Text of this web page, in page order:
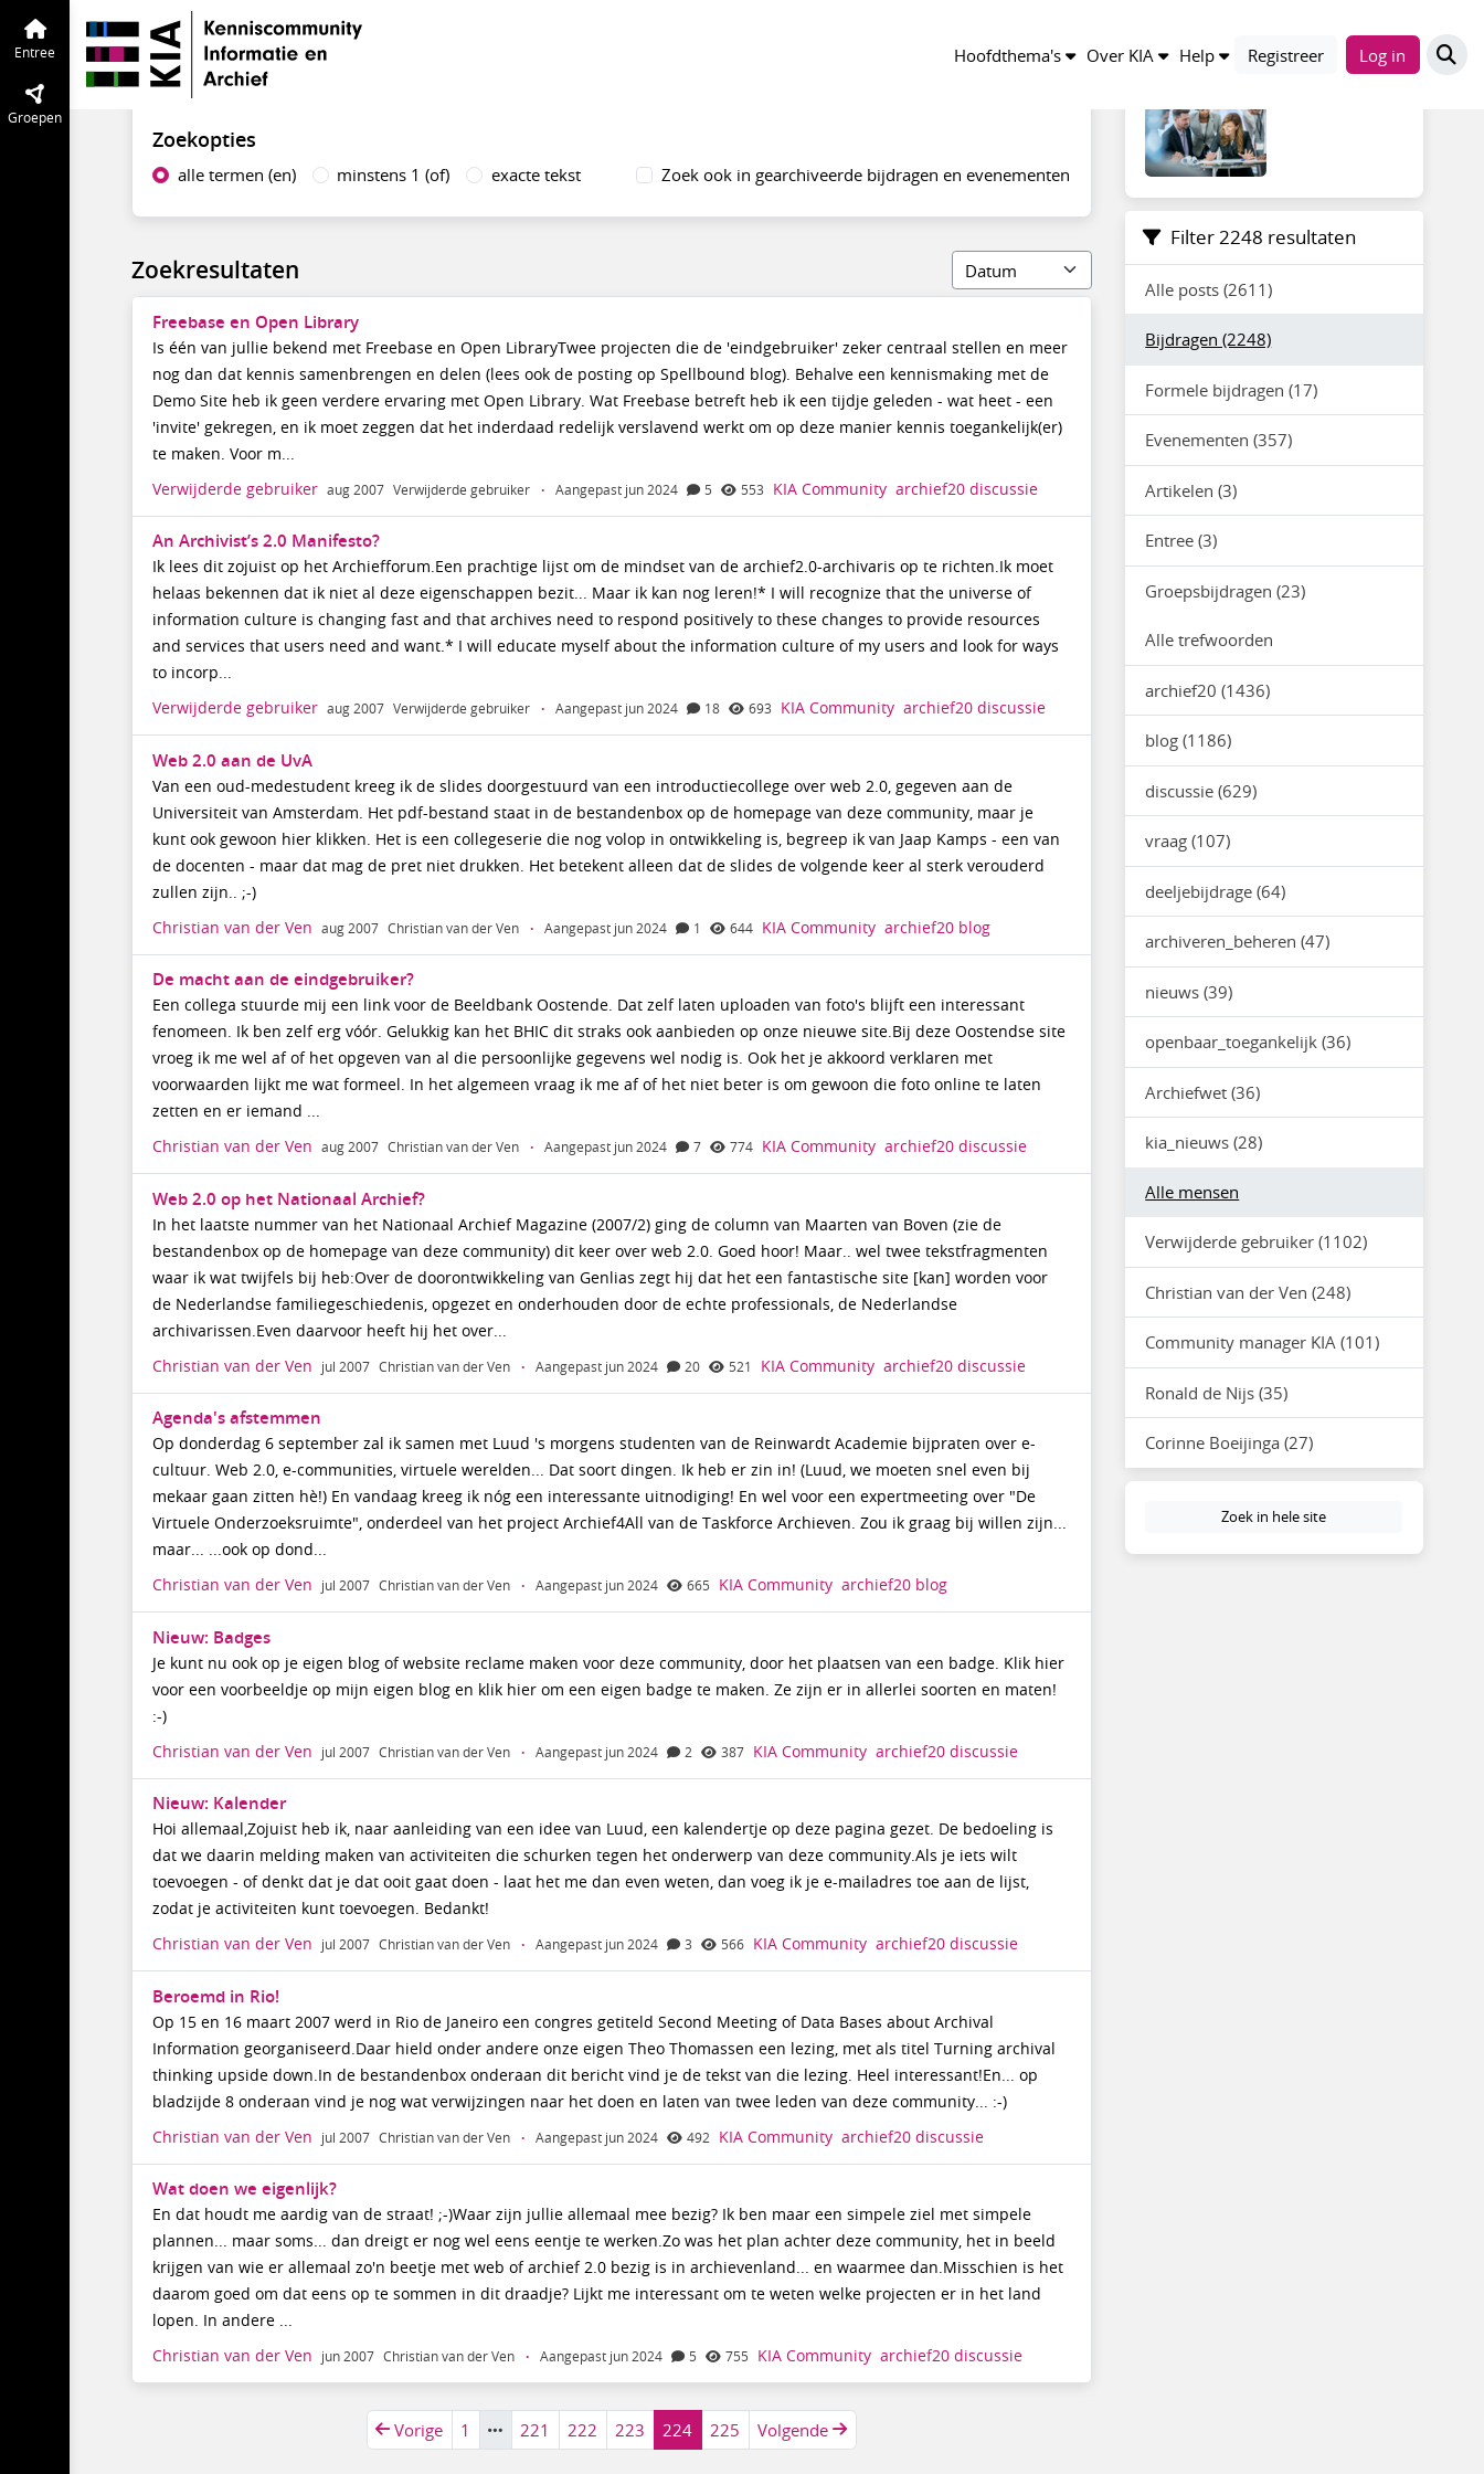
Hoofdthema's Over KIA Help Registreer Log in
Entree
Groepen
KIA Community Entree
Zoek op inhoud
Zoekopties
alle termen (en) minstens 1 (of) exacte tekst Zoek ook in gearchiveerde bijdragen en evenementen
Zoekresultaten
Freebase en Open Library
Is één van jullie bekend met Freebase en Open LibraryTwee projecten die de 'eindgebruiker' zeker centraal stellen en meer
nog dan dat kennis samenbrengen en delen (lees ook de posting op Spellbound blog). Behalve een kennismaking met de
Demo Site heb ik geen verdere ervaring met Open Library. Wat Freebase betreft heb ik een tijdje geleden - wat heet - een
'invite' gekregen, en ik moet zeggen dat het inderdaad redelijk verslavend werkt om op deze manier kennis toegankelijk(er)
te maken. Voor m...
Verwijderde gebruiker aug 2007 Verwijderde gebruiker · Aangepast jun 2024 5 553 KIA Community archief20 discussie
An Archivist’s 2.0 Manifesto?
Ik lees dit zojuist op het Archiefforum.Een prachtige lijst om de mindset van de archief2.0-archivaris op te richten.Ik moet
helaas bekennen dat ik niet al deze eigenschappen bezit... Maar ik kan nog leren!* I will recognize that the universe of
information culture is changing fast and that archives need to respond positively to these changes to provide resources
and services that users need and want.* I will educate myself about the information culture of my users and look for ways
to incorp...
Verwijderde gebruiker aug 2007 Verwijderde gebruiker · Aangepast jun 2024 18 693 KIA Community archief20 discussie
Web 2.0 aan de UvA
Van een oud-medestudent kreeg ik de slides doorgestuurd van een introductiecollege over web 2.0, gegeven aan de
Universiteit van Amsterdam. Het pdf-bestand staat in de bestandenbox op de homepage van deze community, maar je
kunt ook gewoon hier klikken. Het is een collegeserie die nog volop in ontwikkeling is, begreep ik van Jaap Kamps - een van
de docenten - maar dat mag de pret niet drukken. Het betekent alleen dat de slides de volgende keer al sterk verouderd
zullen zijn.. ;-)
Christian van der Ven aug 2007 Christian van der Ven · Aangepast jun 2024 1 644 KIA Community archief20 blog
De macht aan de eindgebruiker?
Een collega stuurde mij een link voor de Beeldbank Oostende. Dat zelf laten uploaden van foto's blijft een interessant
fenomeen. Ik ben zelf erg vóór. Gelukkig kan het BHIC dit straks ook aanbieden op onze nieuwe site.Bij deze Oostendse site
vroeg ik me wel af of het opgeven van al die persoonlijke gegevens wel nodig is. Ook het je akkoord verklaren met
voorwaarden lijkt me wat formeel. In het algemeen vraag ik me af of het niet beter is om gewoon die foto online te laten
zetten en er iemand ...
Christian van der Ven aug 2007 Christian van der Ven · Aangepast jun 2024 7 774 KIA Community archief20 discussie
Web 2.0 op het Nationaal Archief?
In het laatste nummer van het Nationaal Archief Magazine (2007/2) ging de column van Maarten van Boven (zie de
bestandenbox op de homepage van deze community) dit keer over web 2.0. Goed hoor! Maar.. wel twee tekstfragmenten
waar ik wat twijfels bij heb:Over de doorontwikkeling van Genlias zegt hij dat het een fantastische site [kan] worden voor
de Nederlandse familiegeschiedenis, opgezet en onderhouden door de echte professionals, de Nederlandse
archivarissen.Even daarvoor heeft hij het over...
Christian van der Ven jul 2007 Christian van der Ven · Aangepast jun 2024 20 521 KIA Community archief20 discussie
Agenda's afstemmen
Op donderdag 6 september zal ik samen met Luud 's morgens studenten van de Reinwardt Academie bijpraten over e-
cultuur. Web 2.0, e-communities, virtuele werelden... Dat soort dingen. Ik heb er zin in! (Luud, we moeten snel even bij
mekaar gaan zitten hè!) En vandaag kreeg ik nóg een interessante uitnodiging! En wel voor een expertmeeting over "De
Virtuele Onderzoeksruimte", onderdeel van het project Archief4All van de Taskforce Archieven. Zou ik graag bij willen zijn...
maar... ...ook op dond...
Christian van der Ven jul 2007 Christian van der Ven · Aangepast jun 2024 665 KIA Community archief20 blog
Nieuw: Badges
Je kunt nu ook op je eigen blog of website reclame maken voor deze community, door het plaatsen van een badge. Klik hier
voor een voorbeeldje op mijn eigen blog en klik hier om een eigen badge te maken. Ze zijn er in allerlei soorten en maten!
:-)
Christian van der Ven jul 2007 Christian van der Ven · Aangepast jun 2024 2 387 KIA Community archief20 discussie
Nieuw: Kalender
Hoi allemaal,Zojuist heb ik, naar aanleiding van een idee van Luud, een kalendertje op deze pagina gezet. De bedoeling is
dat we daarin melding maken van activiteiten die schurken tegen het onderwerp van deze community.Als je iets wilt
toevoegen - of denkt dat je dat ooit gaat doen - laat het me dan even weten, dan voeg ik je e-mailadres toe aan de lijst,
zodat je activiteiten kunt toevoegen. Bedankt!
Christian van der Ven jul 2007 Christian van der Ven · Aangepast jun 2024 3 566 KIA Community archief20 discussie
Beroemd in Rio!
Op 15 en 16 maart 2007 werd in Rio de Janeiro een congres getiteld Second Meeting of Data Bases about Archival
Information georganiseerd.Daar hield onder andere onze eigen Theo Thomassen een lezing, met als titel Turning archival
thinking upside down.In de bestandenbox onderaan dit bericht vind je de tekst van die lezing. Heel interessant!En... op
bladzijde 8 onderaan vind je nog wat verwijzingen naar het doen en laten van twee leden van deze community... :-)
Christian van der Ven jul 2007 Christian van der Ven · Aangepast jun 2024 492 KIA Community archief20 discussie
Wat doen we eigenlijk?
En dat houdt me aardig van de straat! ;-)Waar zijn jullie allemaal mee bezig? Ik ben maar een simpele ziel met simpele
plannen... maar soms... dan dreigt er nog wel eens eentje te werken.Zo was het plan achter deze community, het in beeld
krijgen van wie er allemaal zo'n beetje met web of archief 2.0 bezig is in archievenland... en waarmee dan.Misschien is het
daarom goed om dat eens op te sommen in dit draadje? Lijkt me interessant om te weten welke projecten er in het land
lopen. In andere ...
Christian van der Ven jun 2007 Christian van der Ven · Aangepast jun 2024 5 755 KIA Community archief20 discussie
Vorige 1 221 222 223 224 225 Volgende
Filter 2248 resultaten
Alle posts (2611)
Bijdragen (2248)
Formele bijdragen (17)
Evenementen (357)
Artikelen (3)
Entree (3)
Groepsbijdragen (23)
Alle trefwoorden
archief20 (1436)
blog (1186)
discussie (629)
vraag (107)
deeljebijdrage (64)
archiveren_beheren (47)
nieuws (39)
openbaar_toegankelijk (36)
Archiefwet (36)
kia_nieuws (28)
Alle mensen
Verwijderde gebruiker (1102)
Christian van der Ven (248)
Community manager KIA (101)
Ronald de Nijs (35)
Corinne Boeijinga (27)
Zoek in hele site